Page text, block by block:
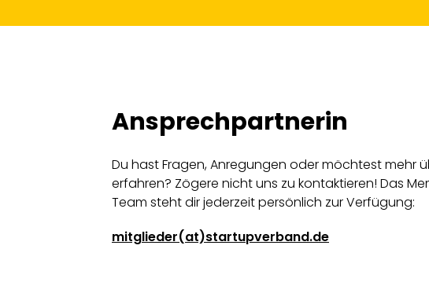
Ansprechpartnerin
Du hast Fragen, Anregungen oder möchtest mehr
erfahren? Zögere nicht uns zu kontaktieren! Das
Team steht dir jederzeit persönlich zur Verfügung:
mitglieder(at)startupverband.de